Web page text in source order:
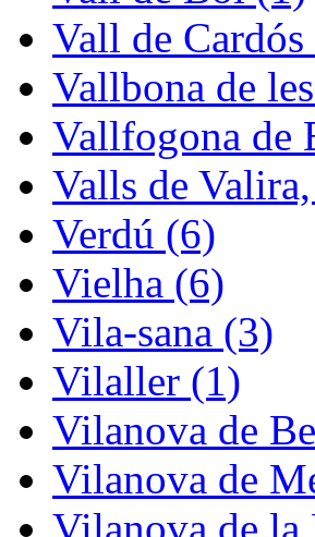
Vall de
Vallbona de
Vallfogona de
Valls de
Verdú (6)
Vielha (6)
Vila-sana (3)
Vilaller (1)
Vilanova de
Vilanova de